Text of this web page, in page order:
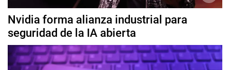
Nvidia forma alianza industrial para
seguridad de la IA abierta